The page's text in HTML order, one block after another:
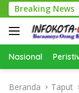
Langsung
ke
konten
Breaking News
Medan
Nasional
Beranda Taput